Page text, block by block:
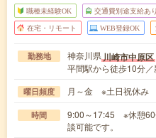
職種未経験OK 交通費別途支給あり
在宅・リモート WEB登録OK
勤務地 神奈川県川崎市中原区
平間駅から徒歩10分
曜日頻度 月～金 ※土日祝休み
時間
9:00～17:45 ※休憩60
談可能です。